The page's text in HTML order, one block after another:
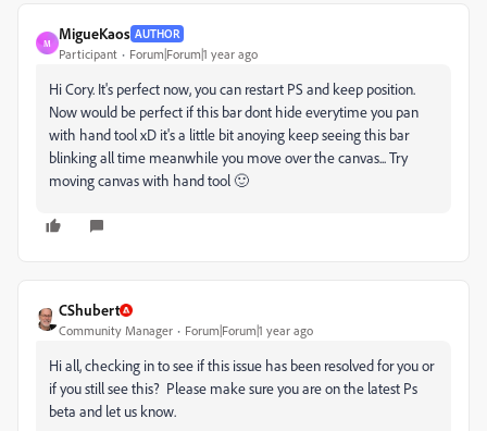
M
MigueKaos AUTHOR
Participant Forum|Forum|1 year ago
Hi Cory. It's perfect now, you can restart PS and keep position.
Now would be perfect if this bar dont hide everytime you pan
with hand tool xD it's a little bit anoying keep seeing this bar
blinking all time meanwhile you move over the canvas... Try
moving canvas with hand tool 🙂
CShubert
Community Manager Forum|Forum|1 year ago
Hi all, checking in to see if this issue has been resolved for you or
if you still see this? Please make sure you are on the latest Ps
beta and let us know.